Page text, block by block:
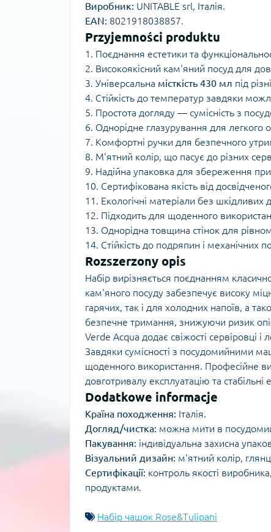
Виробник: UNITABLE srl, Італія.
EAN: 8021918038857.
Przyjemności produktu
1. Поєднання естетики та
2. Високоякісний кам'яний посуд для
3. Універсальна місткість 430 мл під
4. Стійкість до температур завдяки
5. Простота догляду — сумісність з
6. Однорідне глазурування для легкого
7. Комфортні ручки для безпечного
8. М'ятний колір, що пасує до різних
9. Надійна упаковка для збереження при
10. Сертифікована якість від
11. Екологічні матеріали без шкідливих
12. Підходить для щоденного
13. Однорідна товщина стінок для
14. Стійкість до подряпин і механічних
Rozszerzony opis
Набір вирізняється поєднанням
кам'яного посуду забезпечує високу
гарячих, так і для холодних напоїв, а
безпечне тримання, знижуючи ризик
Verde Acqua додає свіжості сервіровці
Завдяки сумісності з посудомийними
щоденного використання. Професійне
довготривалу експлуатацію та стабільні
Dodatkowe informacje
Країна походження: Італія.
Догляд/чистка: можна мити в
Пакування: індивідуальна захисна
Візуальний дизайн: м'ятний колір,
Сертифікації: контроль якості
продуктами.
Набір чашок Rose&Tulipani